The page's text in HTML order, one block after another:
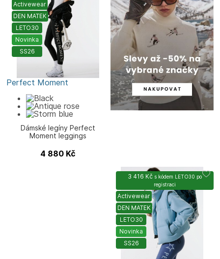
Activewear
DEN MATEK
LETO30
Novinka
SS26
Perfect Moment
Dámské legíny Perfect
Moment leggings
4 880 Kč
3 416 Kč s kódem LETO30 po
registraci
Activewear
DEN MATEK
LETO30
Novinka
SS26